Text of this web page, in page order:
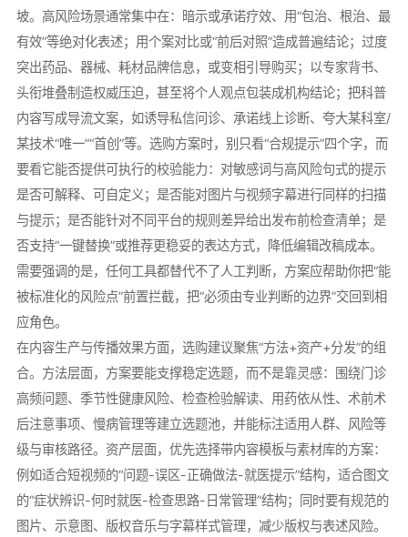
坡。高风险场景通常集中在：暗示或承诺疗效、用“包治、根治、最
有效”等绝对化表述；用个案对比或“前后对照”造成普遍结论；过度
突出药品、器械、耗材品牌信息，或变相引导购买；以专家背书、
头衔堆叠制造权威压迫，甚至将个人观点包装成机构结论；把科普
内容写成导流文案，如诱导私信问诊、承诺线上诊断、夸大某科室/
某技术“唯一”“首创”等。选购方案时，别只看“合规提示”四个字，而
要看它能否提供可执行的校验能力：对敏感词与高风险句式的提示
是否可解释、可自定义；是否能对图片与视频字幕进行同样的扫描
与提示；是否能针对不同平台的规则差异给出发布前检查清单；是
否支持“一键替换”或推荐更稳妥的表达方式，降低编辑改稿成本。
需要强调的是，任何工具都替代不了人工判断，方案应帮助你把“能
被标准化的风险点”前置拦截，把“必须由专业判断的边界”交回到相
应角色。
在内容生产与传播效果方面，选购建议聚焦“方法+资产+分发”的组
合。方法层面，方案要能支撑稳定选题，而不是靠灵感：围绕门诊
高频问题、季节性健康风险、检查检验解读、用药依从性、术前术
后注意事项、慢病管理等建立选题池，并能标注适用人群、风险等
级与审核路径。资产层面，优先选择带内容模板与素材库的方案：
例如适合短视频的“问题-误区-正确做法-就医提示”结构，适合图文
的“症状辨识-何时就医-检查思路-日常管理”结构；同时要有规范的
图片、示意图、版权音乐与字幕样式管理，减少版权与表述风险。